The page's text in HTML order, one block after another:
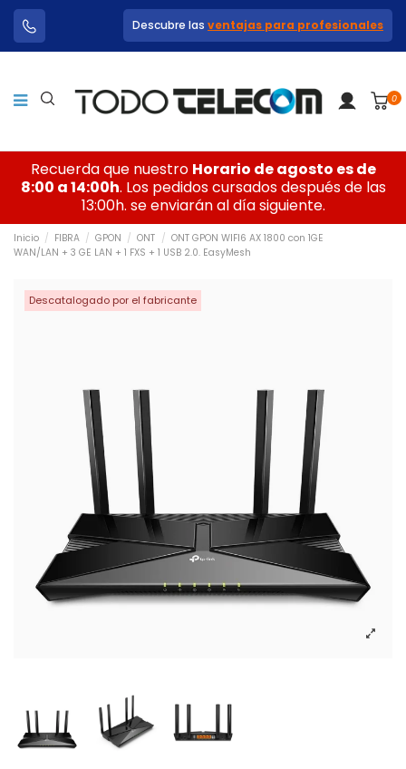
Descubre las ventajas para profesionales
0
Recuerda que nuestro Horario de agosto es de
8:00 a 14:00h. Los pedidos cursados después de las
13:00h. se enviarán al día siguiente.
Inicio FIBRA GPON ONT
ONT GPON WIFI6 AX 1800 con 1GE
WAN/LAN + 3 GE LAN + 1 FXS + 1 USB 2.0. EasyMesh
Descatalogado por el fabricante